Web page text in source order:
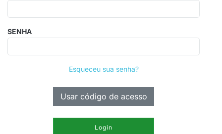
SENHA
Esqueceu sua senha?
Usar código de acesso
Login